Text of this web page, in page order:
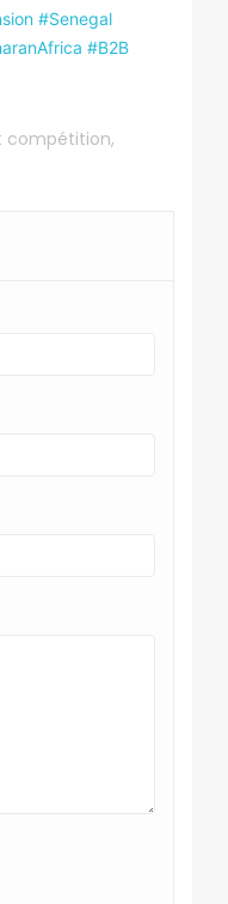
#Senegal
#B2B
compétition,